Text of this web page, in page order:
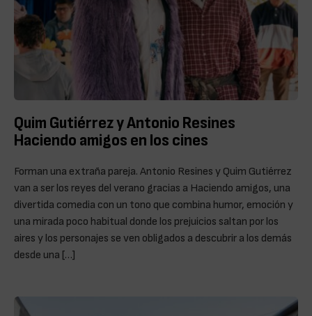
Quim Gutiérrez y Antonio Resines
Haciendo amigos en los cines
Forman una extraña pareja. Antonio Resines y Quim Gutiérrez
van a ser los reyes del verano gracias a Haciendo amigos, una
divertida comedia con un tono que combina humor, emoción y
una mirada poco habitual donde los prejuicios saltan por los
aires y los personajes se ven obligados a descubrir a los demás
desde una […]